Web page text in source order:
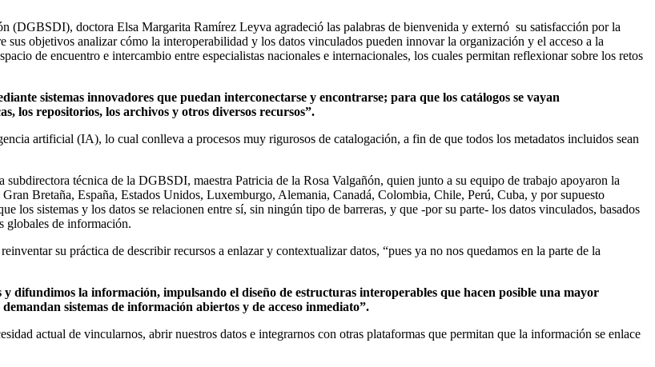
(DGBSDI), doctora Elsa Margarita Ramírez Leyva agradeció las palabras de bienvenida y externó su satisfacción por la
objetivos analizar cómo la interoperabilidad y los datos vinculados pueden innovar la organización y el acceso a la
de encuentro e intercambio entre especialistas nacionales e internacionales, los cuales permitan reflexionar sobre los retos
sistemas innovadores que puedan interconectarse y encontrarse; para que los catálogos se vayan
los repositorios, los archivos y otros diversos recursos”.
artificial (IA), lo cual conlleva a procesos muy rigurosos de catalogación, a fin de que todos los metadatos incluidos sean
técnica de la DGBSDI, maestra Patricia de la Rosa Valgañón, quien junto a su equipo de trabajo apoyaron la
Bretaña, España, Estados Unidos, Luxemburgo, Alemania, Canadá, Colombia, Chile, Perú, Cuba, y por supuesto
los sistemas y los datos se relacionen entre sí, sin ningún tipo de barreras, y que -por su parte- los datos vinculados, basados
globales de información.
su práctica de describir recursos a enlazar y contextualizar datos, “pues ya no nos quedamos en la parte de la
difundimos la información, impulsando el diseño de estructuras interoperables que hacen posible una mayor
sistemas de información abiertos y de acceso inmediato”.
actual de vincularnos, abrir nuestros datos e integrarnos con otras plataformas que permitan que la información se enlace